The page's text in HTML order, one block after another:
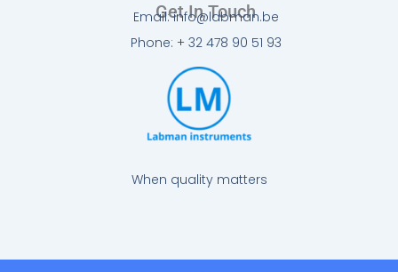
When quality matters
Get In Touch
Email: info@labman.be
Phone: + 32 478 90 51 93